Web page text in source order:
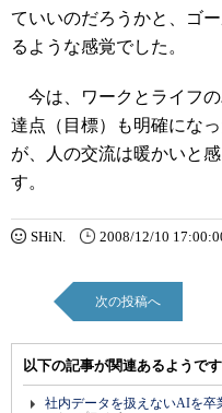
ていいのだろうかと、ゴ
るような感覚でした。
今は、ワークとライフの
達点（目標）も明確にな
が、人の交流は暖かいと
す。
SHiN. 2008/12/10
次の投稿へ
以下の記事が関連あるようです
社内データを扱えないAIを